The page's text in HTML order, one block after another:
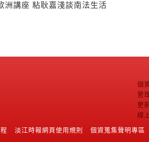
洲講座 粘耿嘉淺談南法生活
個
管
更
線
淡江時報網頁使用規則 個資蒐集聲明專區